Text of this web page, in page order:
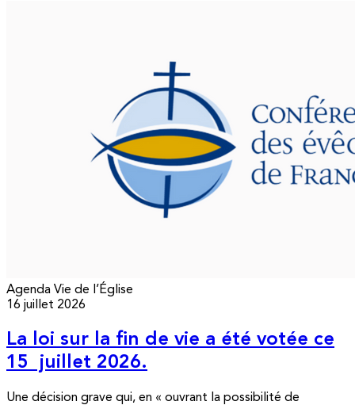
Agenda Vie de l’Église
16 juillet 2026
La loi sur la fin de vie a été votée ce
15 juillet 2026.
Une décision grave qui, en « ouvrant la possibilité de